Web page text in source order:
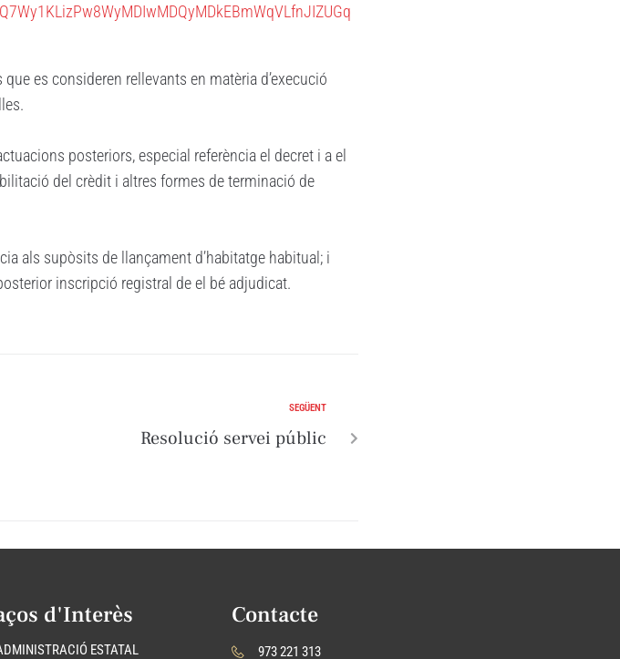
es consideren rellevants en matèria d’execució
posteriors, especial referència el decret i a el
del crèdit i altres formes de terminació de
als supòsits de llançament d’habitatge habitual; i
inscripció registral de el bé adjudicat.
SEGÜENT
Resolució servei públic
d'Interès
ESTATAL
Contacte
973 221 313